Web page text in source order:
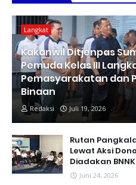
Langkat
Kakanwil Ditjenpas
Pemuda Kelas III
Pemasyarakatan dan
Binaan
Redaksi Juli 19, 2026
Rutan
Lewat Aksi
Diadakan
Juni 24, 2026